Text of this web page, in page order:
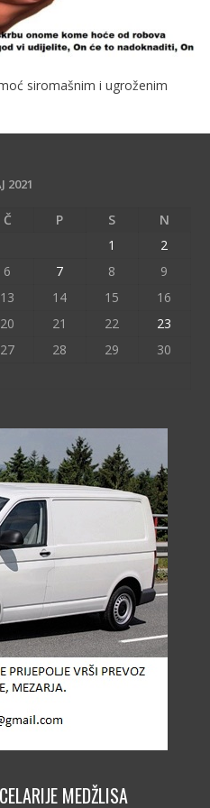
siromašnim i ugroženim
2021
Č P S
N
1
2
6 7 8
9
13 14 15
16
20 21 22
23
27 28 29
30
MEDŽLISA